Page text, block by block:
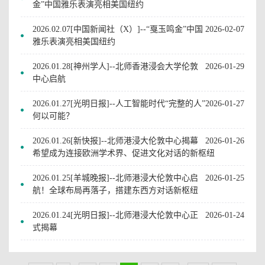
金”中国雅乐表演亮相美国纽约
2026-02-07
2026.02.07[中国新闻社（X）]--“戛玉鸣金”中国
雅乐表演亮相美国纽约
2026-01-29
2026.01.28[神州学人]--北师香港浸会大学伦敦
中心启航
2026-01-27
2026.01.27[光明日报]--人工智能时代“完整的人”
何以可能？
2026-01-26
2026.01.26[新快报]--北师港浸大伦敦中心揭幕
希望成为连接欧洲学术界、促进文化对话的新枢纽
2026-01-25
2026.01.25[羊城晚报]--北师港浸大伦敦中心启
航！全球布局再落子，搭建东西方对话新枢纽
2026-01-24
2026.01.24[光明日报]--北师港浸大伦敦中心正
式揭幕